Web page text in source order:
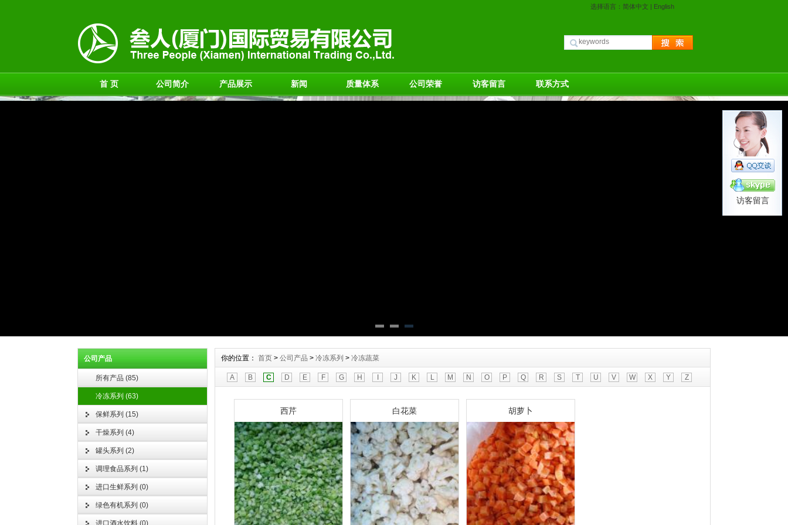
选择语言： 简体中文 | English
首 页 公司简介 产品展示 新闻 质量体系 公司荣誉 访客留言 联系方式
公司产品
所有产品 (85)
冷冻系列 (63)
保鲜系列 (15)
干燥系列 (4)
罐头系列 (2)
调理食品系列 (1)
进口生鲜系列 (0)
绿色有机系列 (0)
进口酒水饮料 (0)
你的位置： 首页 > 公司产品 > 冷冻系列 > 冷冻蔬菜
A B C D E F G H J K L M N O P Q R S T U V W X Y Z
西芹 白花菜 胡萝卜
访客留言